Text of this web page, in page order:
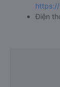
Điện